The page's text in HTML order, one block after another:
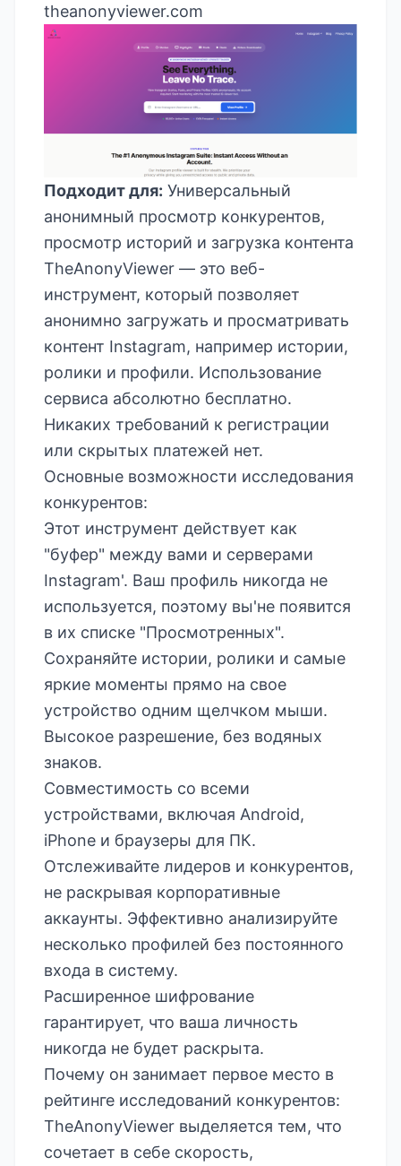
theanonyviewer.com
Подходит для: Универсальный
анонимный просмотр конкурентов,
просмотр историй и загрузка контента
TheAnonyViewer — это веб-
инструмент, который позволяет
анонимно загружать и просматривать
контент Instagram, например истории,
ролики и профили. Использование
сервиса абсолютно бесплатно.
Никаких требований к регистрации
или скрытых платежей нет.
Основные возможности исследования
конкурентов:
Этот инструмент действует как
"буфер" между вами и серверами
Instagram'. Ваш профиль никогда не
используется, поэтому вы'не появится
в их списке "Просмотренных".
Сохраняйте истории, ролики и самые
яркие моменты прямо на свое
устройство одним щелчком мыши.
Высокое разрешение, без водяных
знаков.
Совместимость со всеми
устройствами, включая Android,
iPhone и браузеры для ПК.
Отслеживайте лидеров и конкурентов,
не раскрывая корпоративные
аккаунты. Эффективно анализируйте
несколько профилей без постоянного
входа в систему.
Расширенное шифрование
гарантирует, что ваша личность
никогда не будет раскрыта.
Почему он занимает первое место в
рейтинге исследований конкурентов:
TheAnonyViewer выделяется тем, что
сочетает в себе скорость,